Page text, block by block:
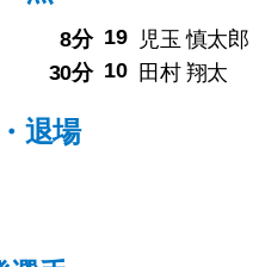
8分 19
児玉 慎太郎
30分 10 田村 翔太
退場